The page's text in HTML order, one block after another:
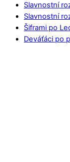
Slavnostní
Slavnostní
Šiframi po
Deváťáci po